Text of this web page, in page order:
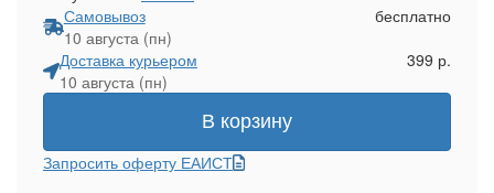
Самовывоз
10 августа (пн)
бесплатно
Доставка курьером
10 августа (пн)
399 р.
В корзину
Запросить оферту ЕАИСТ